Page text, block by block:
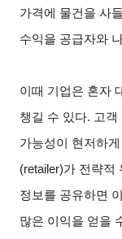
가격에 물건을 사
수익을 공급자와
이때 기업은 혼자
챙길 수 있다. 고
가능성이 현저하
(retailer)가 전략적
정보를 공유하면
많은 이익을 얻을